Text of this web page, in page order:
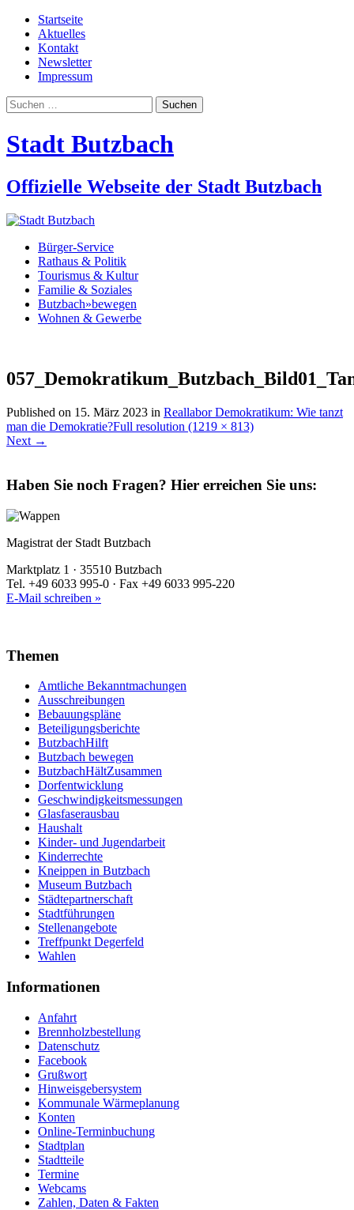
Startseite
Aktuelles
Kontakt
Newsletter
Impressum
Suchen
nach:
Stadt Butzbach
Offizielle Webseite der Stadt Butzbach
Bürger-Service
Rathaus & Politik
Tourismus & Kultur
Familie & Soziales
Butzbach»bewegen
Wohnen & Gewerbe
Published on 15. März 2023 in Reallabor Demokratikum: Wie tanzt
man die Demokratie?Full resolution (1219 × 813)
Next →
Haben Sie noch Fragen? Hier erreichen Sie uns:
Magistrat der Stadt Butzbach
Marktplatz 1 · 35510 Butzbach
Tel. +49 6033 995-0 · Fax +49 6033 995-220
E-Mail schreiben »
Themen
Amtliche Bekanntmachungen
Ausschreibungen
Bebauungspläne
Beteiligungsberichte
ButzbachHilft
Butzbach bewegen
ButzbachHältZusammen
Dorfentwicklung
Geschwindigkeitsmessungen
Glasfaserausbau
Haushalt
Kinder- und Jugendarbeit
Kinderrechte
Kneippen in Butzbach
Museum Butzbach
Städtepartnerschaft
Stadtführungen
Stellenangebote
Treffpunkt Degerfeld
Wahlen
Informationen
Anfahrt
Brennholzbestellung
Datenschutz
Facebook
Grußwort
Hinweisgebersystem
Kommunale Wärmeplanung
Konten
Online-Terminbuchung
Stadtplan
Stadtteile
Termine
Webcams
Zahlen, Daten & Fakten